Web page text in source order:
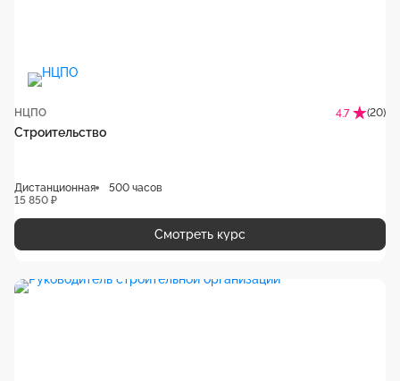
НЦПО 4.7 (20)
Строительство
Дистанционная
500 часов
15 850 ₽
Смотреть курс